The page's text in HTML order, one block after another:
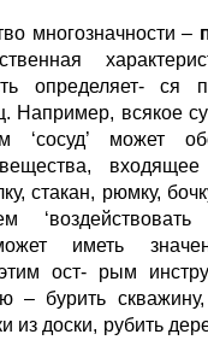
многозначности –
определяет- ся
Например, всякое
‘сосуд’ может
вещества,
стакан, рюмку,
иметь
ост- рым
– бурить
из доски, рубить